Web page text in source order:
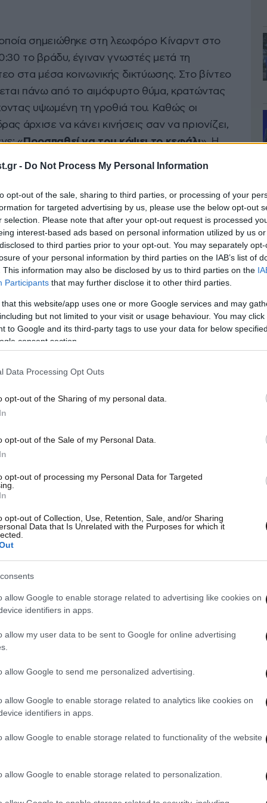
- Do Not Process My Personal Information
opt-out of the sale, sharing to third parties, or processing of your
for targeted advertising by us, please use the below opt-out
selection. Please note that after your opt-out request is processed
interest-based ads based on personal information utilized by us
to third parties prior to your opt-out. You may separately
of your personal information by third parties on the IAB’s list of
This information may also be disclosed by us to third parties on the
Participants that may further disclose it to other third parties.
that this website/app uses one or more Google services and may
but not limited to your visit or usage behaviour. You may
to Google and its third-party tags to use your data for below
consent section.
Data Processing Opt Outs
opt-out of the Sharing of my personal data.
opt-out of the Sale of my Personal Data.
opt-out of processing my Personal Data for Targeted
opt-out of Collection, Use, Retention, Sale, and/or Sharing
Data that Is Unrelated with the Purposes for which it
allow Google to enable storage related to advertising like cookies on
identifiers in apps.
allow my user data to be sent to Google for online advertising
allow Google to send me personalized advertising.
allow Google to enable storage related to analytics like cookies on
identifiers in apps.
allow Google to enable storage related to functionality of the website
allow Google to enable storage related to personalization.
σημειώθηκε στη λεωφόρο Κίναρντ στο
το βράδυ, έγιναν γνωστές μετά τη
στα μέσα κοινωνικής δικτύωσης. Στο βίντεο
πάνω από το αιμόφυρτο θύμα, κρατώντας
υψωμένη τη γροθιά του. Καθώς οι
άρχισε να κάνει κινήσεις σαν να πριονίζει,
«Προσπαθεί να του κόψει το κεφάλι». Η
κατασχέθηκε ένα μαχαίρι κουζίνας.
Όγκιλβικατάγεται από τη Σκωτία και
με τον Σουδανό που κατηγορείται για την
Daily Mailότι ο Όγκιλβιθεωρείται ευάλωτο
κατοικιών με τον φερόμενο δράστη.
εκδοχές σχετικά με το τι συνέβη, ωστόσο
τον λόγο για τον οποίο δέχτηκε επίθεση.
was identified as
serious condition in
treated for severe injuries
was vulnerable and
same block as his
t.co/UbfJF94gJh
June 10, 2026
ο Στίβεν Όγκιλβιήταν κωφός από το ένα αυτί
πέρυσι όταν το σπίτι του δέχτηκε επίθεση με
πρωινές ώρες. Ο ίδιος γείτονας πρόσθεσε ότι
προβλήματα, ζούσε μόνος του, αλλά συχνά
του και επρόκειτο να μεταφερθεί σε άλλο
15 Ιουνίου.